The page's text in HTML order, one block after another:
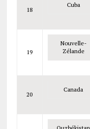
18
Cuba
19
Nouvelle-
Zélande
20
Canada